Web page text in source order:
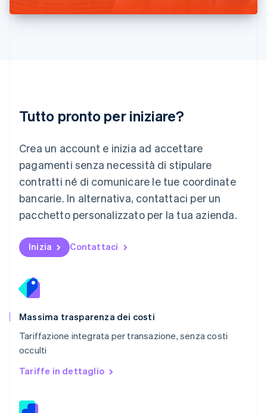
Tutto pronto per iniziare?
Crea un account e inizia ad accettare
pagamenti senza necessità di stipulare
contratti né di comunicare le tue coordinate
bancarie. In alternativa, contattaci per un
pacchetto personalizzato per la tua azienda.
Inizia Contattaci
Massima trasparenza dei costi
Tariffazione integrata per transazione, senza costi
occulti
Tariffe in dettaglio
Liechtenstein
Malta
English
EspañolEnglish
Norvegia
English
Nuova Zelanda
English
NederlandsEnglish
English
Portogallo
RAS di Hong Kong, Cina
English
English
English
Romania
English
Slovacchia